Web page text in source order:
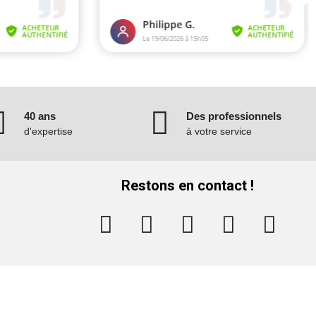
40 ans
d'expertise
Des professionnels
à votre service
Restons en contact !